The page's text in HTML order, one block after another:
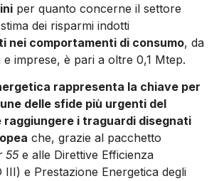
per quanto concerne il settore
dei risparmi indotti
nei comportamenti di consumo, da
e imprese, è pari a oltre 0,1 Mtep.
rappresenta la chiave per
delle sfide più urgenti del
raggiungere i traguardi disegnati
che, grazie al pacchetto
55 e alle Direttive Efficienza
III) e Prestazione Energetica degli